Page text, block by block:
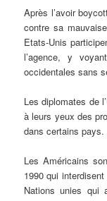
Après l’avoir
contre sa
Etats-Unis
l’agence, y
occidentales sans
Les diplomates de
à leurs yeux des
dans certains pays.
Les Américains
1990 qui
Nations unies qui